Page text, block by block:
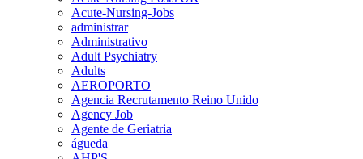
Acute-Nursing-Jobs
administrar
Administrativo
Adult Psychiatry
Adults
AEROPORTO
Agencia Recrutamento Reino Unido
Agency Job
Agente de Geriatria
águeda